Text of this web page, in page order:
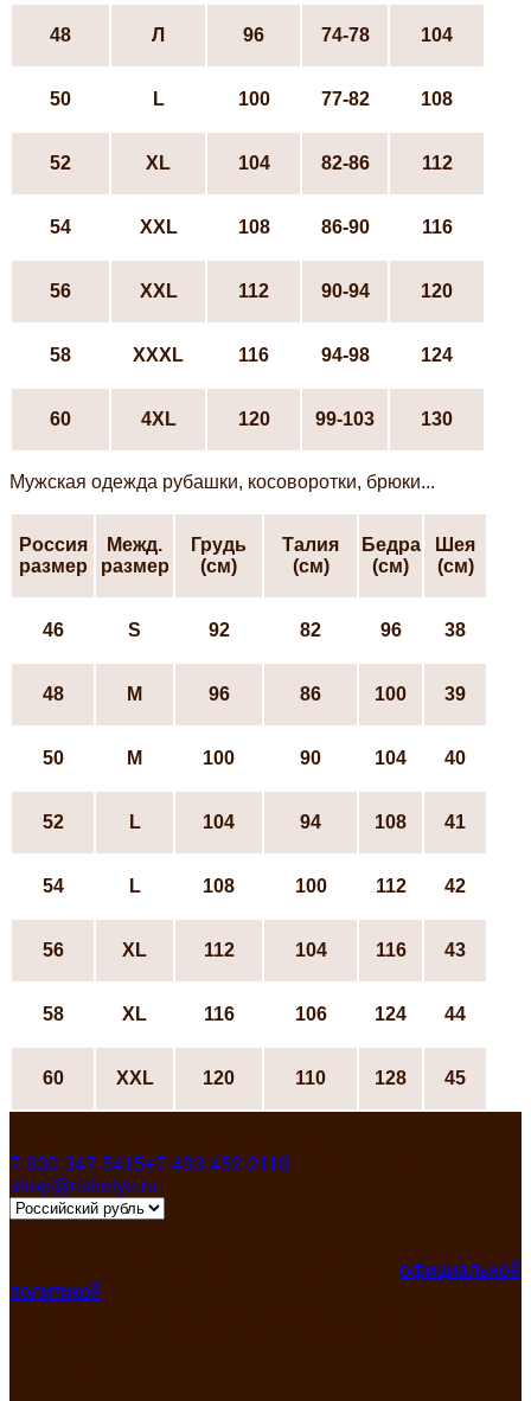
48 Л 96 74-78 104
50 L 100 77-82 108
52 ХL 104 82-86 112
54 XXL 108 86-90 116
56 XXL 112 90-94 120
58 XXXL 116 94-98 124
60 4XL 120 99-103 130
Мужская одежда рубашки, косоворотки, брюки...
Россия
размер
Межд.
размер
Грудь
(см)
Талия
(см)
Бедра
(см)
Шея
(см)
46 S 92 82 96 38
48 М 96 86 100 39
50 М 100 90 104 40
52 L 104 94 108 41
54 L 108 100 112 42
56 ХL 112 104 116 43
58 ХL 116 106 124 44
60 XXL 120 110 128 45
7-930-347-5415+7-493-452-2118
shop@rishelye.ru
официальной
политикой